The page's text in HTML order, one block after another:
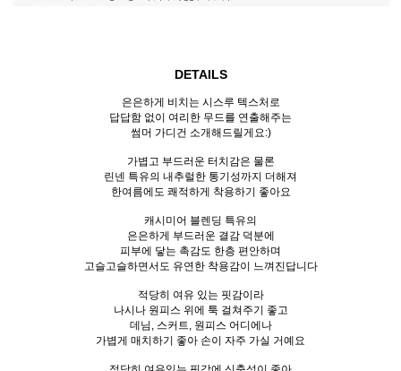
DETAILS
은은하게 비치는 시스루 텍스처로
답답함 없이 여리한 무드를 연출해주는
썸머 가디건 소개해드릴게요:)
가볍고 부드러운 터치감은 물론
린넨 특유의 내추럴한 통기성까지 더해져
한여름에도 쾌적하게 착용하기 좋아요
캐시미어 블렌딩 특유의
은은하게 부드러운 결감 덕분에
피부에 닿는 촉감도 한층 편안하며
고슬고슬하면서도 유연한 착용감이 느껴진답니다
적당히 여유 있는 핏감이라
나시나 원피스 위에 툭 걸쳐주기 좋고
데님, 스커트, 원피스 어디에나
가볍게 매치하기 좋아 손이 자주 가실 거예요